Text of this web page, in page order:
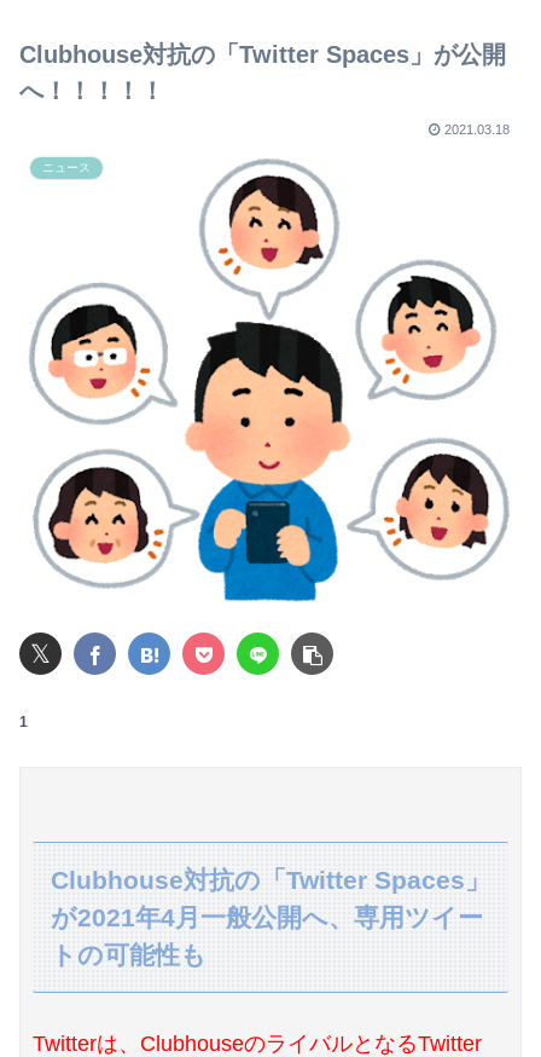
【悲報】Mrs. GREEN APPLE、マジで逝くwwwwww
なぜフランス人はこれほど日本が好きなのか？中国ネット「中国人も日本が好き」
山之内すず、意外とお胸が大きかった
【速報】"見せブラ"女神、現る♡♡♡♡
【画像】ロシアの18号コスプレイヤーさんが本物以上！！！！！！⇒！！
【王座戦】
浮気がバレた後、彼氏の嫁からのLINEと電話がヤバい
Clubhouse対抗の「Twitter Spaces」が公開
へ！！！！！
2021.03.18
ニュース
𝕏
1
Clubhouse対抗の「Twitter Spaces」
が2021年4月一般公開へ、専用ツイー
トの可能性も
Twitterは、ClubhouseのライバルとなるTwitter